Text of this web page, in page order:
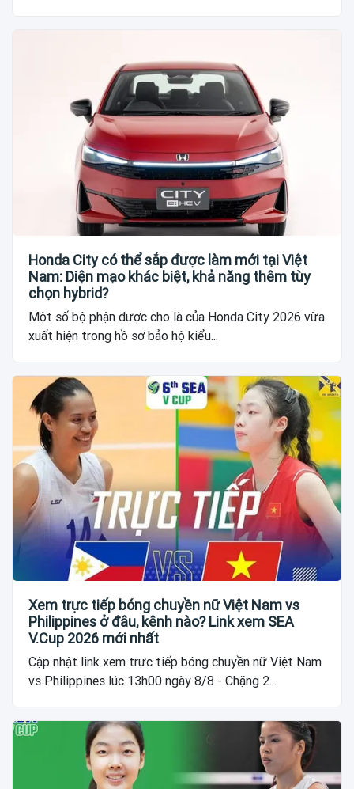
Honda City có thể sắp được làm mới tại Việt
Nam: Diện mạo khác biệt, khả năng thêm tùy
chọn hybrid?
Một số bộ phận được cho là của Honda City 2026 vừa
xuất hiện trong hồ sơ bảo hộ kiểu...
Xem trực tiếp bóng chuyền nữ Việt Nam vs
Philippines ở đâu, kênh nào? Link xem SEA
V.Cup 2026 mới nhất
Cập nhật link xem trực tiếp bóng chuyền nữ Việt Nam
vs Philippines lúc 13h00 ngày 8/8 - Chặng 2...